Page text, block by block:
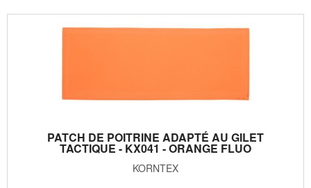
PATCH DE POITRINE ADAPTÉ AU GILET
TACTIQUE - KX041 - ORANGE FLUO
KORNTEX